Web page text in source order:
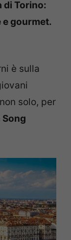
di Torino:
e gourmet.
è sulla
solo, per